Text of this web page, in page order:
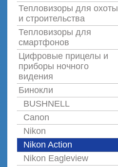
Тепловизоры для охоты
и строительства
Тепловизоры для
смартфонов
Цифровые прицелы и
приборы ночного
видения
Бинокли
BUSHNELL
Canon
Nikon
Nikon Action
Nikon Eagleview